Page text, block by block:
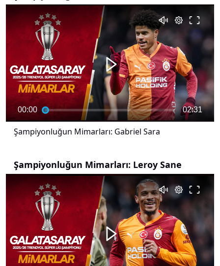
00:00 02:31
Şampiyonluğun Mimarları: Gabriel Sara
Şampiyonluğun Mimarları: Leroy Sane